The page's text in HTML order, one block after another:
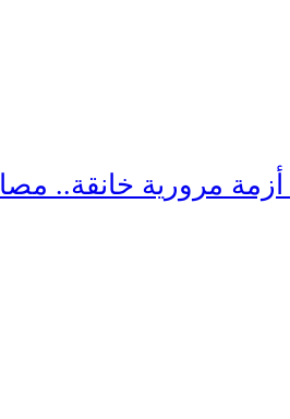
مرورية خانقة..